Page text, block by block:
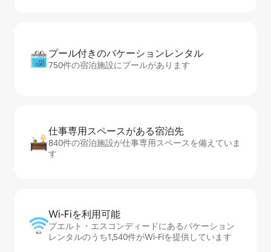
プール付きのバ⁠ケ⁠ー⁠シ⁠ョ⁠ンレ⁠ン⁠タ⁠ル
750件の宿泊施設にプールがあります
仕事専用ス⁠ペ⁠ー⁠スがあ⁠る宿⁠泊⁠先
840件の宿泊施設が仕事専用スペースを備えていま
す
Wi-Fiを利⁠用⁠可⁠能
プエルト・エスコンディードにあるバケーション
レンタルのうち1,540件がWi-Fiを提供しています